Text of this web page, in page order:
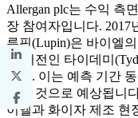
Allergan plc는 수익 측
장 참여자입니다. 2017
루핀(Lupin)은 바이엘
릭 버전인 타이데미
니다. 이는 예측 기간
미칠 것으로 예상됩니
이엘과 화이자 제조 현